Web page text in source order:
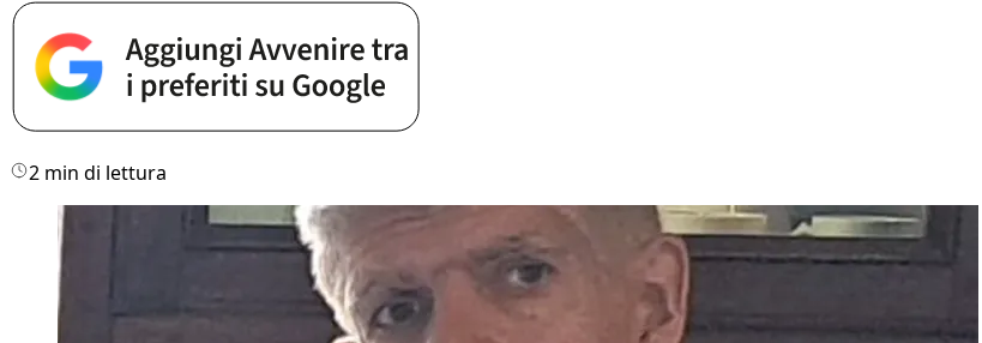
2 min di lettura